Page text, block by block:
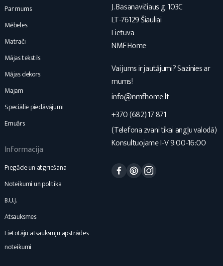
Par mums
Mēbeles
Matrači
Mājas tekstils
Mājas dekors
Majam
Speciālie piedāvājumi
Emuārs
Informacija
Piegāde un atgriešana
Noteikumi un politika
B.U.J.
Atsauksmes
Lietotāju atsauksmju apstrādes
noteikumi
J. Basanavičiaus g. 103C
LT-76129 Šiauliai
Lietuva
NMF Home
Vai jums ir jautājumi? Sazinies ar
mums!
info@nmfhome.lt
+370 (682) 17 871
(Telefona zvani tikai angļu valodā)
Konsultuojame I-V 9:00-16:00
Facebook
Pinterest